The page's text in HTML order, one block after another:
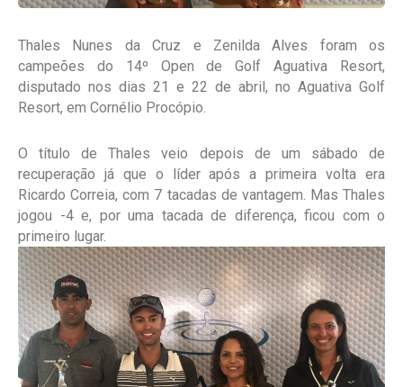
Thales Nunes da Cruz e Zenilda Alves foram os
campeões do 14º Open de Golf Aguativa Resort,
disputado nos dias 21 e 22 de abril, no Aguativa Golf
Resort, em Cornélio Procópio.
O título de Thales veio depois de um sábado de
recuperação já que o líder após a primeira volta era
Ricardo Correia, com 7 tacadas de vantagem. Mas Thales
jogou -4 e, por uma tacada de diferença, ficou com o
primeiro lugar.